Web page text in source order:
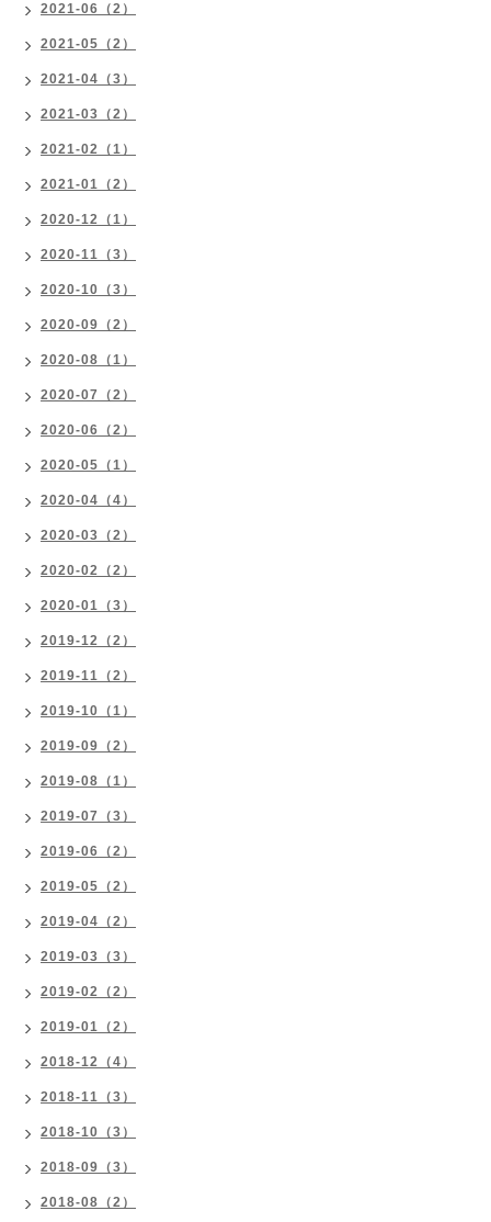
2021-06（2）
2021-05（2）
2021-04（3）
2021-03（2）
2021-02（1）
2021-01（2）
2020-12（1）
2020-11（3）
2020-10（3）
2020-09（2）
2020-08（1）
2020-07（2）
2020-06（2）
2020-05（1）
2020-04（4）
2020-03（2）
2020-02（2）
2020-01（3）
2019-12（2）
2019-11（2）
2019-10（1）
2019-09（2）
2019-08（1）
2019-07（3）
2019-06（2）
2019-05（2）
2019-04（2）
2019-03（3）
2019-02（2）
2019-01（2）
2018-12（4）
2018-11（3）
2018-10（3）
2018-09（3）
2018-08（2）